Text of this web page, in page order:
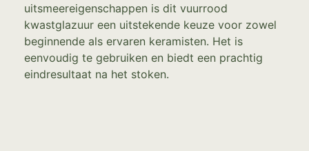
uitsmeereigenschappen is dit vuurrood
kwastglazuur een uitstekende keuze voor zowel
beginnende als ervaren keramisten. Het is
eenvoudig te gebruiken en biedt een prachtig
eindresultaat na het stoken.